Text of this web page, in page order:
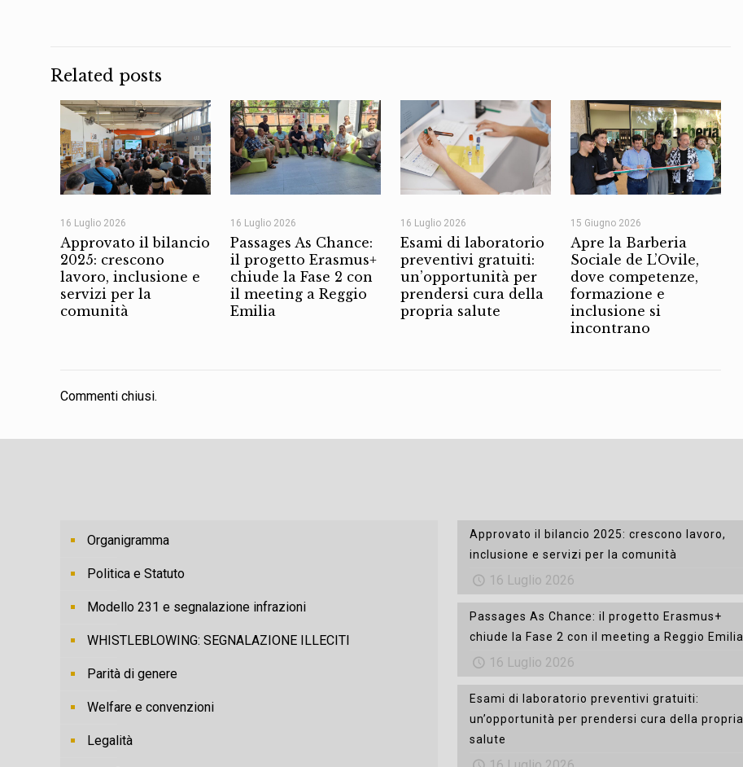
Related posts
16 Luglio 2026
Approvato il bilancio
2025: crescono
lavoro, inclusione e
servizi per la
comunità
16 Luglio 2026
Passages As Chance:
il progetto Erasmus+
chiude la Fase 2 con
il meeting a Reggio
Emilia
16 Luglio 2026
Esami di laboratorio
preventivi gratuiti:
un’opportunità per
prendersi cura della
propria salute
15 Giugno 2026
Apre la Barberia
Sociale de L’Ovile,
dove competenze,
formazione e
inclusione si
incontrano
Commenti chiusi.
Organigramma
Politica e Statuto
Modello 231 e segnalazione infrazioni
WHISTLEBLOWING: SEGNALAZIONE ILLECITI
Parità di genere
Welfare e convenzioni
Legalità
Approvato il bilancio 2025: crescono lavoro,
inclusione e servizi per la comunità
16 Luglio 2026
Passages As Chance: il progetto Erasmus+
chiude la Fase 2 con il meeting a Reggio Emilia
16 Luglio 2026
Esami di laboratorio preventivi gratuiti:
un’opportunità per prendersi cura della propria
salute